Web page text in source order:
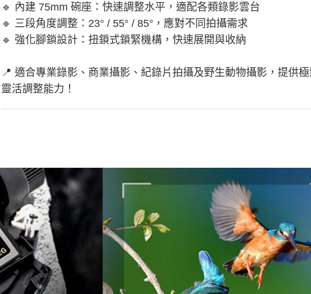
🔹 內建 75mm 碗座：快速調整水平，適配各類錄影雲台
🔹 三段角度調整：23° / 55° / 85°，應對不同拍攝需求
🔹 強化腳鎖設計：扭鎖式鎖緊機構，快速展開與收納
📍 適合專業錄影、商業攝影、紀錄片拍攝及野生動物攝影，提供
靈活調整能力！